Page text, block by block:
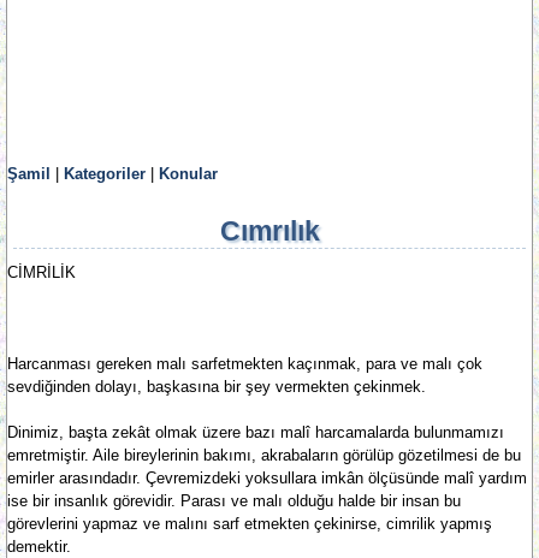
Şamil Kategoriler Konular
Cımrılık
CİMRİLİK
Harcanması gereken malı sarfetmekten kaçınmak, para ve malı çok
sevdiğinden dolayı, başkasına bir şey vermekten çekinmek.
Dinimiz, başta zekât olmak üzere bazı malî harcamalarda bulunmamızı
emretmiştir. Aile bireylerinin bakımı, akrabaların görülüp gözetilmesi de bu
emirler arasındadır. Çevremizdeki yoksullara imkân ölçüsünde malî yardım
ise bir insanlık görevidir. Parası ve malı olduğu halde bir insan bu
görevlerini yapmaz ve malını sarf etmekten çekinirse, cimrilik yapmış
demektir.